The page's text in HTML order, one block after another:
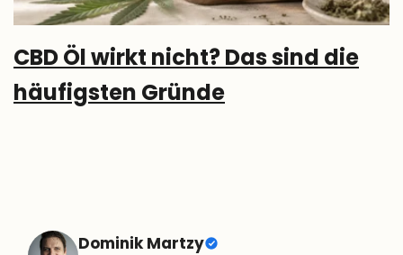
CBD Öl wirkt nicht? Das sind die
häufigsten Gründe
Dominik Martzy